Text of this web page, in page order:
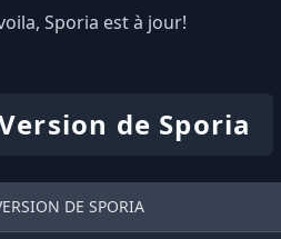
Sporia est à jour!
de Sporia
DE SPORIA